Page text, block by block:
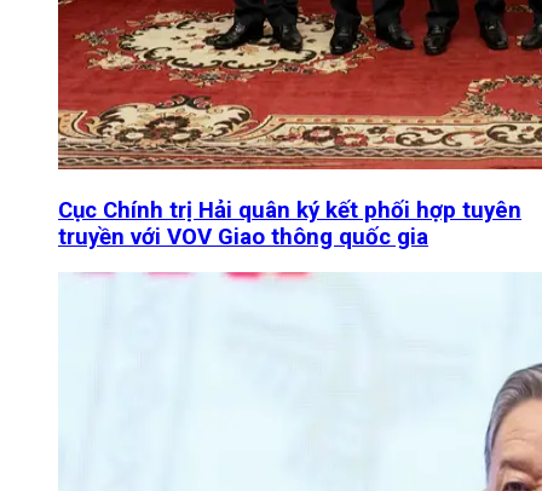
Cục Chính trị Hải quân ký kết phối hợp tuyên
truyền với VOV Giao thông quốc gia